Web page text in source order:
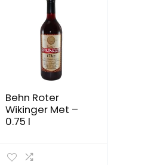
Behn Roter
Wikinger Met –
0.75 l